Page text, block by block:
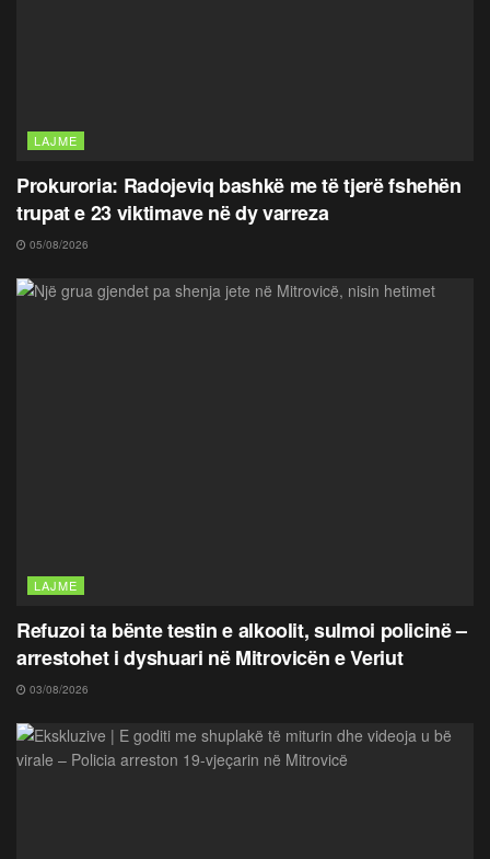
LAJME
Prokuroria: Radojeviq bashkë me të tjerë fshehën
trupat e 23 viktimave në dy varreza
05/08/2026
LAJME
Refuzoi ta bënte testin e alkoolit, sulmoi policinë –
arrestohet i dyshuari në Mitrovicën e Veriut
03/08/2026